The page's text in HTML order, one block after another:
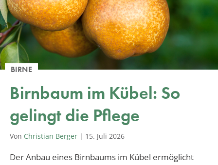
BIRNE
Birnbaum im Kübel: So
gelingt die Pflege
Von Christian Berger | 15. Juli 2026
Der Anbau eines Birnbaums im Kübel ermöglicht